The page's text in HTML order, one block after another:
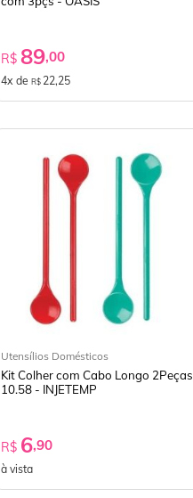
R$ 89,00
4x de R$ 22,25
Utensílios Domésticos
Kit Colher com Cabo Longo 2Peças
10.58 - INJETEMP
R$ 6,90
à vista